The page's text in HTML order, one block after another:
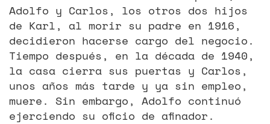
Adolfo y Carlos, los otros dos hijos
de Karl, al morir su padre en 1916,
decidieron hacerse cargo del negocio.
Tiempo después, en la década de 1940,
la casa cierra sus puertas y Carlos,
unos años más tarde y ya sin empleo,
muere. Sin embargo, Adolfo continuó
ejerciendo su oficio de afinador.